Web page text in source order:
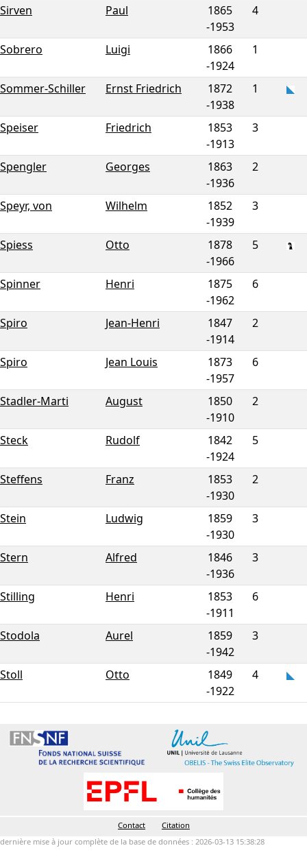
Sirven Paul
1865
-1953
4
Sobrero Luigi
1866
-1924
1
Sommer-Schiller Ernst Friedrich
1872
-1938
1
Speiser Friedrich
1853
-1913
3
Spengler Georges
1863
-1936
2
Speyr, von Wilhelm
1852
-1939
3
Spiess Otto
1878
-1966
5
Spinner Henri
1875
-1962
6
Spiro Jean-Henri
1847
-1914
2
Spiro Jean Louis
1873
-1957
6
Stadler-Marti August
1850
-1910
2
Steck Rudolf
1842
-1924
5
Steffens Franz
1853
-1930
2
Stein Ludwig
1859
-1930
3
Stern Alfred
1846
-1936
3
Stilling Henri
1853
-1911
6
Stodola Aurel
1859
-1942
3
Stoll Otto
1849
-1922
4
Contact
Citation
dernière mise à jour complète de la base de données : 2026-03-13 15:38:28